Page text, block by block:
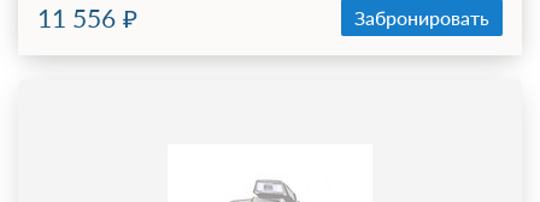
11 556 Забронировать